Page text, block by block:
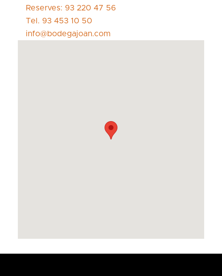
Reserves: 93 220 47 56
Tel. 93 453 10 50
info@bodegajoan.com